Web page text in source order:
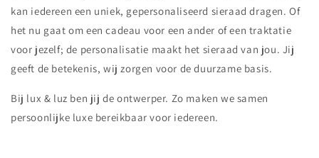
kan iedereen een uniek, gepersonaliseerd sieraad dragen. Of
het nu gaat om een cadeau voor een ander of een traktatie
voor jezelf; de personalisatie maakt het sieraad van jou. Jij
geeft de betekenis, wij zorgen voor de duurzame basis.
Bij lux & luz ben jij de ontwerper. Zo maken we samen
persoonlijke luxe bereikbaar voor iedereen.